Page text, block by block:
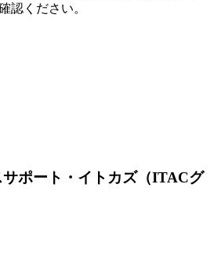
認ください。
ポート・イトカズ（ITACグ